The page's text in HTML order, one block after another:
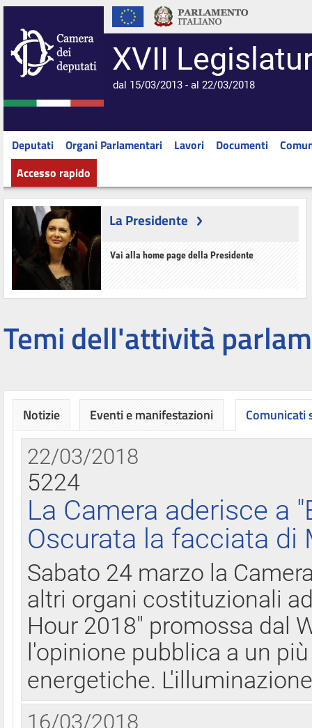
XVII
dal 15/03/2013 - al 22/03/2018
Deputati Organi Parlamentari Lavori Documenti
Accesso rapido
La Presidente
Vai alla home page della Presidente
Temi dell'attività
Notizie Eventi e manifestazioni Comunicati
22/03/2018
5224
La Camera aderisce a
Oscurata la facciata di
Sabato 24 marzo la
altri organi costituzionali
Hour 2018" promossa dal
l'opinione pubblica a un
energetiche.
16/03/2018